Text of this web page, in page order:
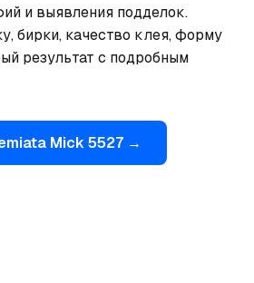
и выявления подделок.
бирки, качество клея, форму
результат с подробным
Mick 5527 →